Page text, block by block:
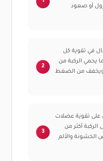
أو صعود
في تقوية كل
يحمي الركبة من
ويخفف من الضغط
على تقوية عضلات
أكثر من
الخشونة والألم